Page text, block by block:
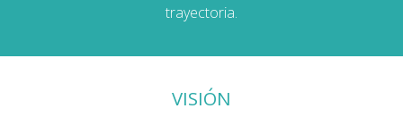
trayectoria.
VISIÓN